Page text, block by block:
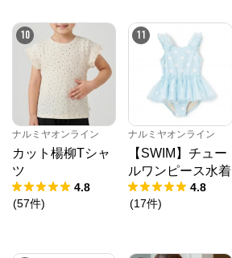
10
ナルミヤオンライン
カット楊柳Tシャ
ツ
4.8
(57件)
11
ナルミヤオンライン
【SWIM】チュー
ルワンピース水着
4.8
(17件)